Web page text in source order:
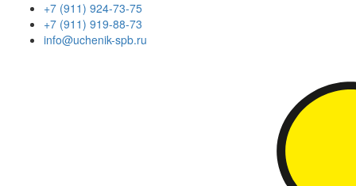
+7 (911) 924-73-75
+7 (911) 919-88-73
info@uchenik-spb.ru